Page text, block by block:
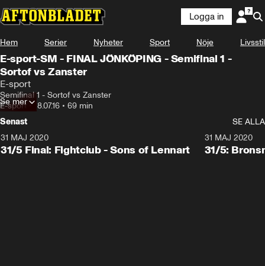
Logga in
Hem Serier Nyheter Sport Nöje Livsstil
E-sport-SM - FINAL JÖNKÖPING - Semifinal 1 -
Sortof vs Zanster
E-sport
Semifinal 1 - Sortof vs Zanster
E-sport • 18.07.16 • 69 min
Se mer
Senast
SE ALLA
31 MAJ 2020
31/5 Final: Fightclub - Sons of Lennart
31 MAJ 2020
31/5: